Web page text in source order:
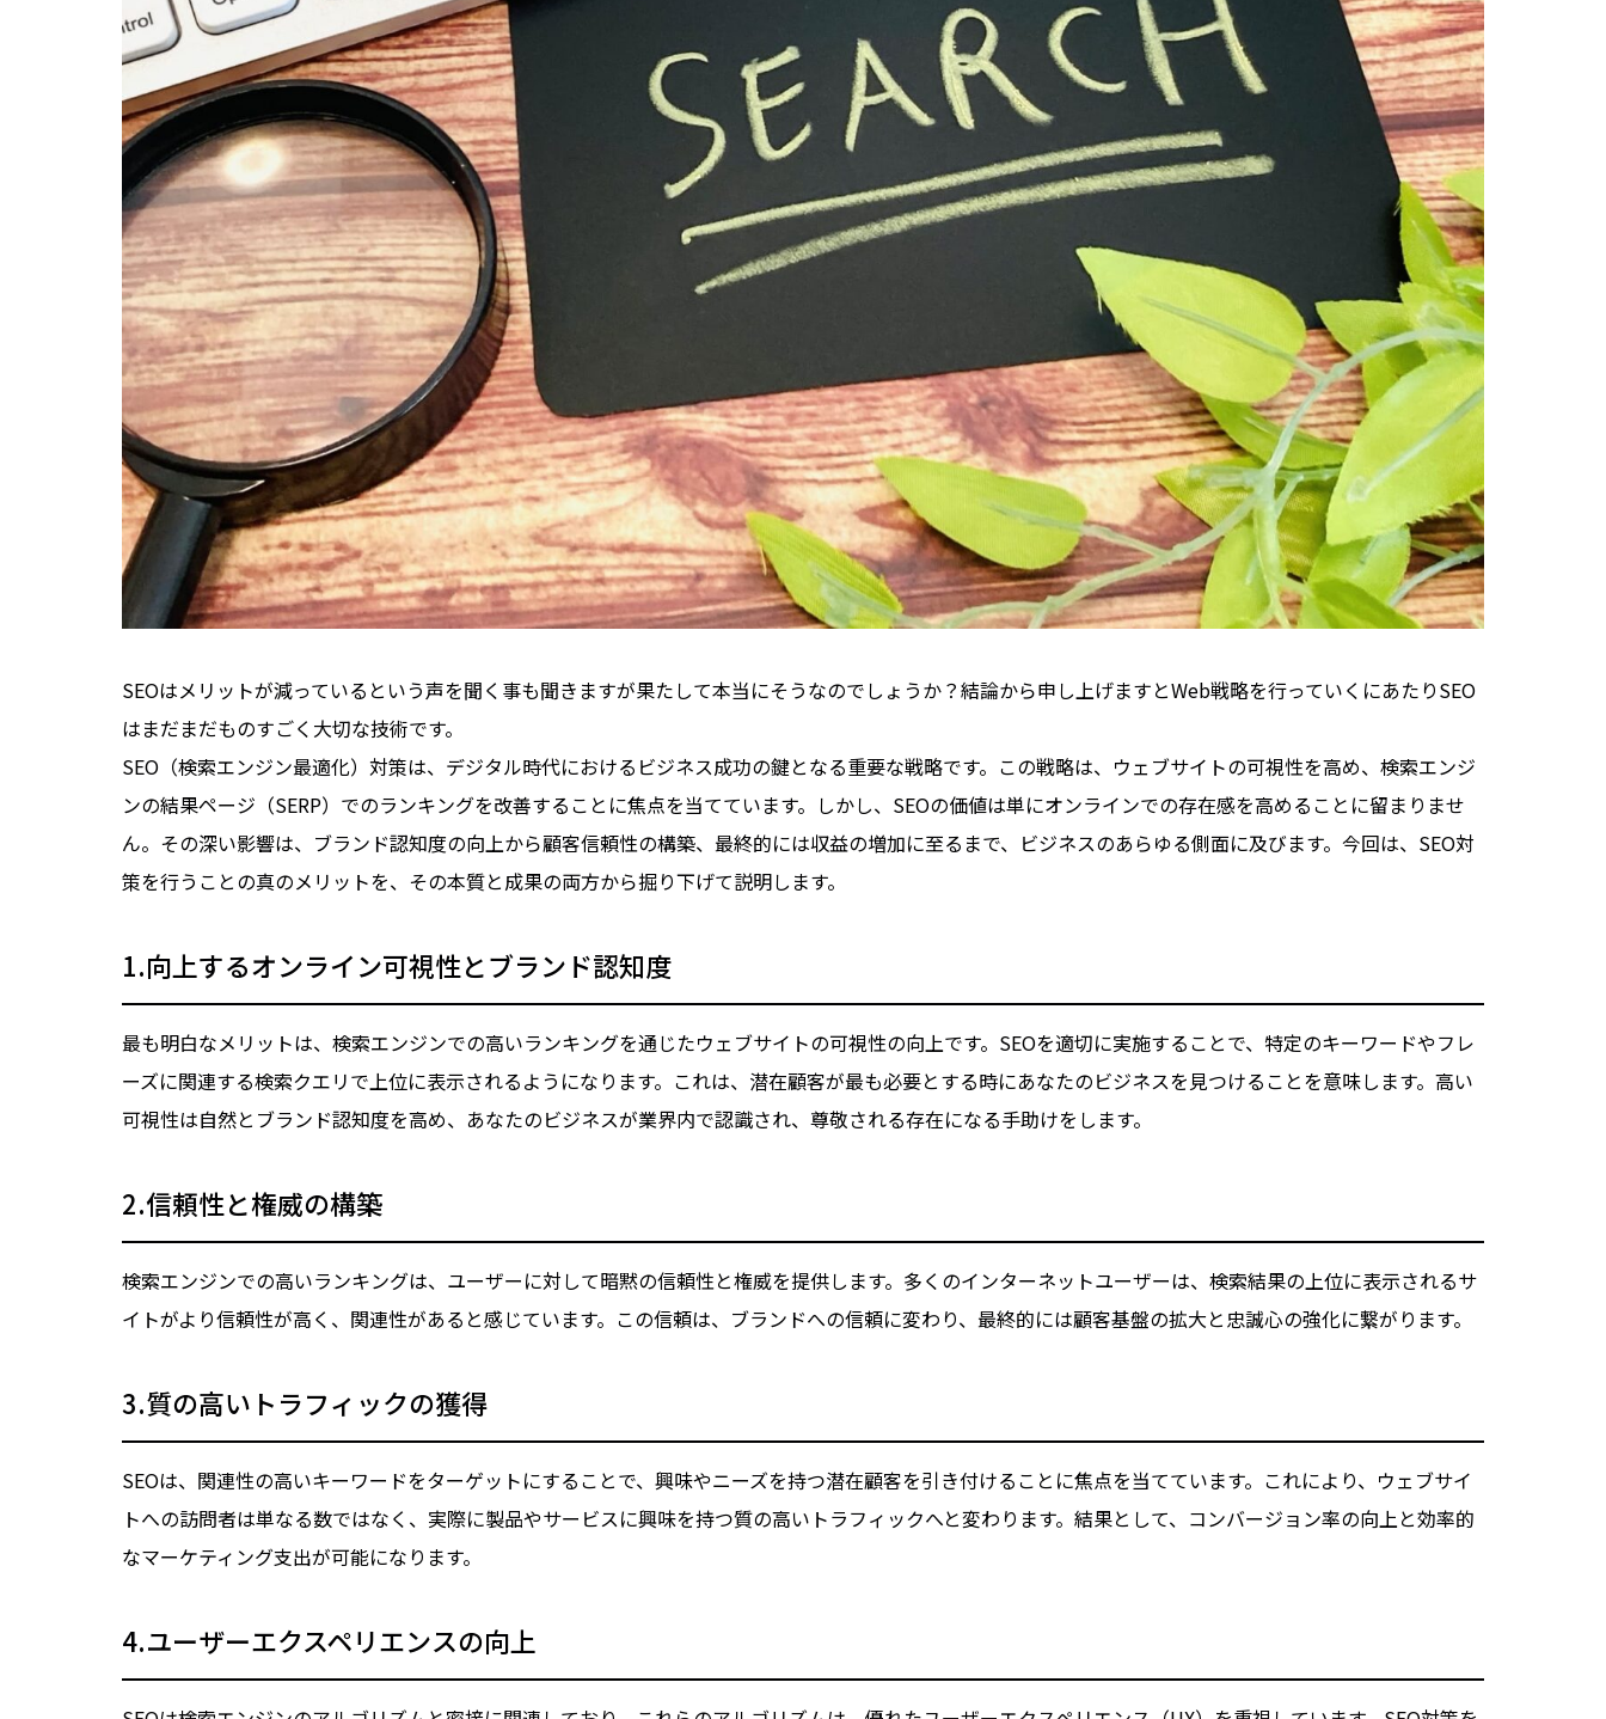
SEOはメリットが減っているという声を聞く事も聞きますが果たして本当にそうなのでしょうか？結論から申し上げますとWeb戦略を行っていくにあたりSEO
はまだまだものすごく大切な技術です。
SEO（検索エンジン最適化）対策は、デジタル時代におけるビジネス成功の鍵となる重要な戦略です。この戦略は、ウェブサイトの可視性を高め、検索エンジ
ンの結果ページ（SERP）でのランキングを改善することに焦点を当てています。しかし、SEOの価値は単にオンラインでの存在感を高めることに留まりませ
ん。その深い影響は、ブランド認知度の向上から顧客信頼性の構築、最終的には収益の増加に至るまで、ビジネスのあらゆる側面に及びます。今回は、SEO対
策を行うことの真のメリットを、その本質と成果の両方から掘り下げて説明します。
1.向上するオンライン可視性とブランド認知度
最も明白なメリットは、検索エンジンでの高いランキングを通じたウェブサイトの可視性の向上です。SEOを適切に実施することで、特定のキーワードやフレ
ーズに関連する検索クエリで上位に表示されるようになります。これは、潜在顧客が最も必要とする時にあなたのビジネスを見つけることを意味します。高い
可視性は自然とブランド認知度を高め、あなたのビジネスが業界内で認識され、尊敬される存在になる手助けをします。
2.信頼性と権威の構築
検索エンジンでの高いランキングは、ユーザーに対して暗黙の信頼性と権威を提供します。多くのインターネットユーザーは、検索結果の上位に表示されるサ
イトがより信頼性が高く、関連性があると感じています。この信頼は、ブランドへの信頼に変わり、最終的には顧客基盤の拡大と忠誠心の強化に繋がります。
3.質の高いトラフィックの獲得
SEOは、関連性の高いキーワードをターゲットにすることで、興味やニーズを持つ潜在顧客を引き付けることに焦点を当てています。これにより、ウェブサイ
トへの訪問者は単なる数ではなく、実際に製品やサービスに興味を持つ質の高いトラフィックへと変わります。結果として、コンバージョン率の向上と効率的
なマーケティング支出が可能になります。
4.ユーザーエクスペリエンスの向上